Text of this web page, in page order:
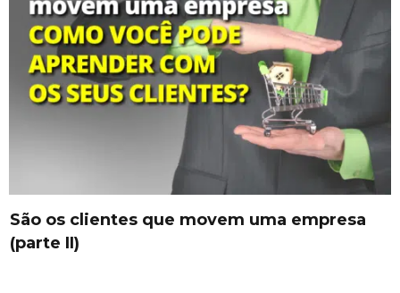
São os clientes que movem uma empresa
(parte II)